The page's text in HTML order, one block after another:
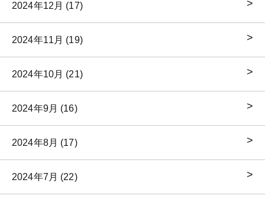
2024年12月 (17)
2024年11月 (19)
2024年10月 (21)
2024年9月 (16)
2024年8月 (17)
2024年7月 (22)